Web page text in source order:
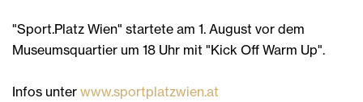
"Sport.Platz Wien" startete am 1. August vor dem
Museumsquartier um 18 Uhr mit "Kick Off Warm Up".
Infos unter www.sportplatzwien.at